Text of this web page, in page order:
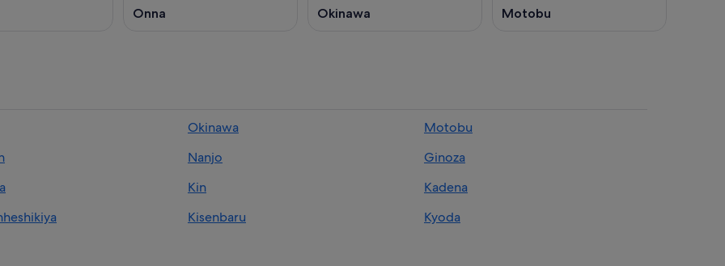
Onna Okinawa Motobu
Okinawa
Motobu
Nanjo
Ginoza
Kin
Kadena
Kisenbaru
Kyoda